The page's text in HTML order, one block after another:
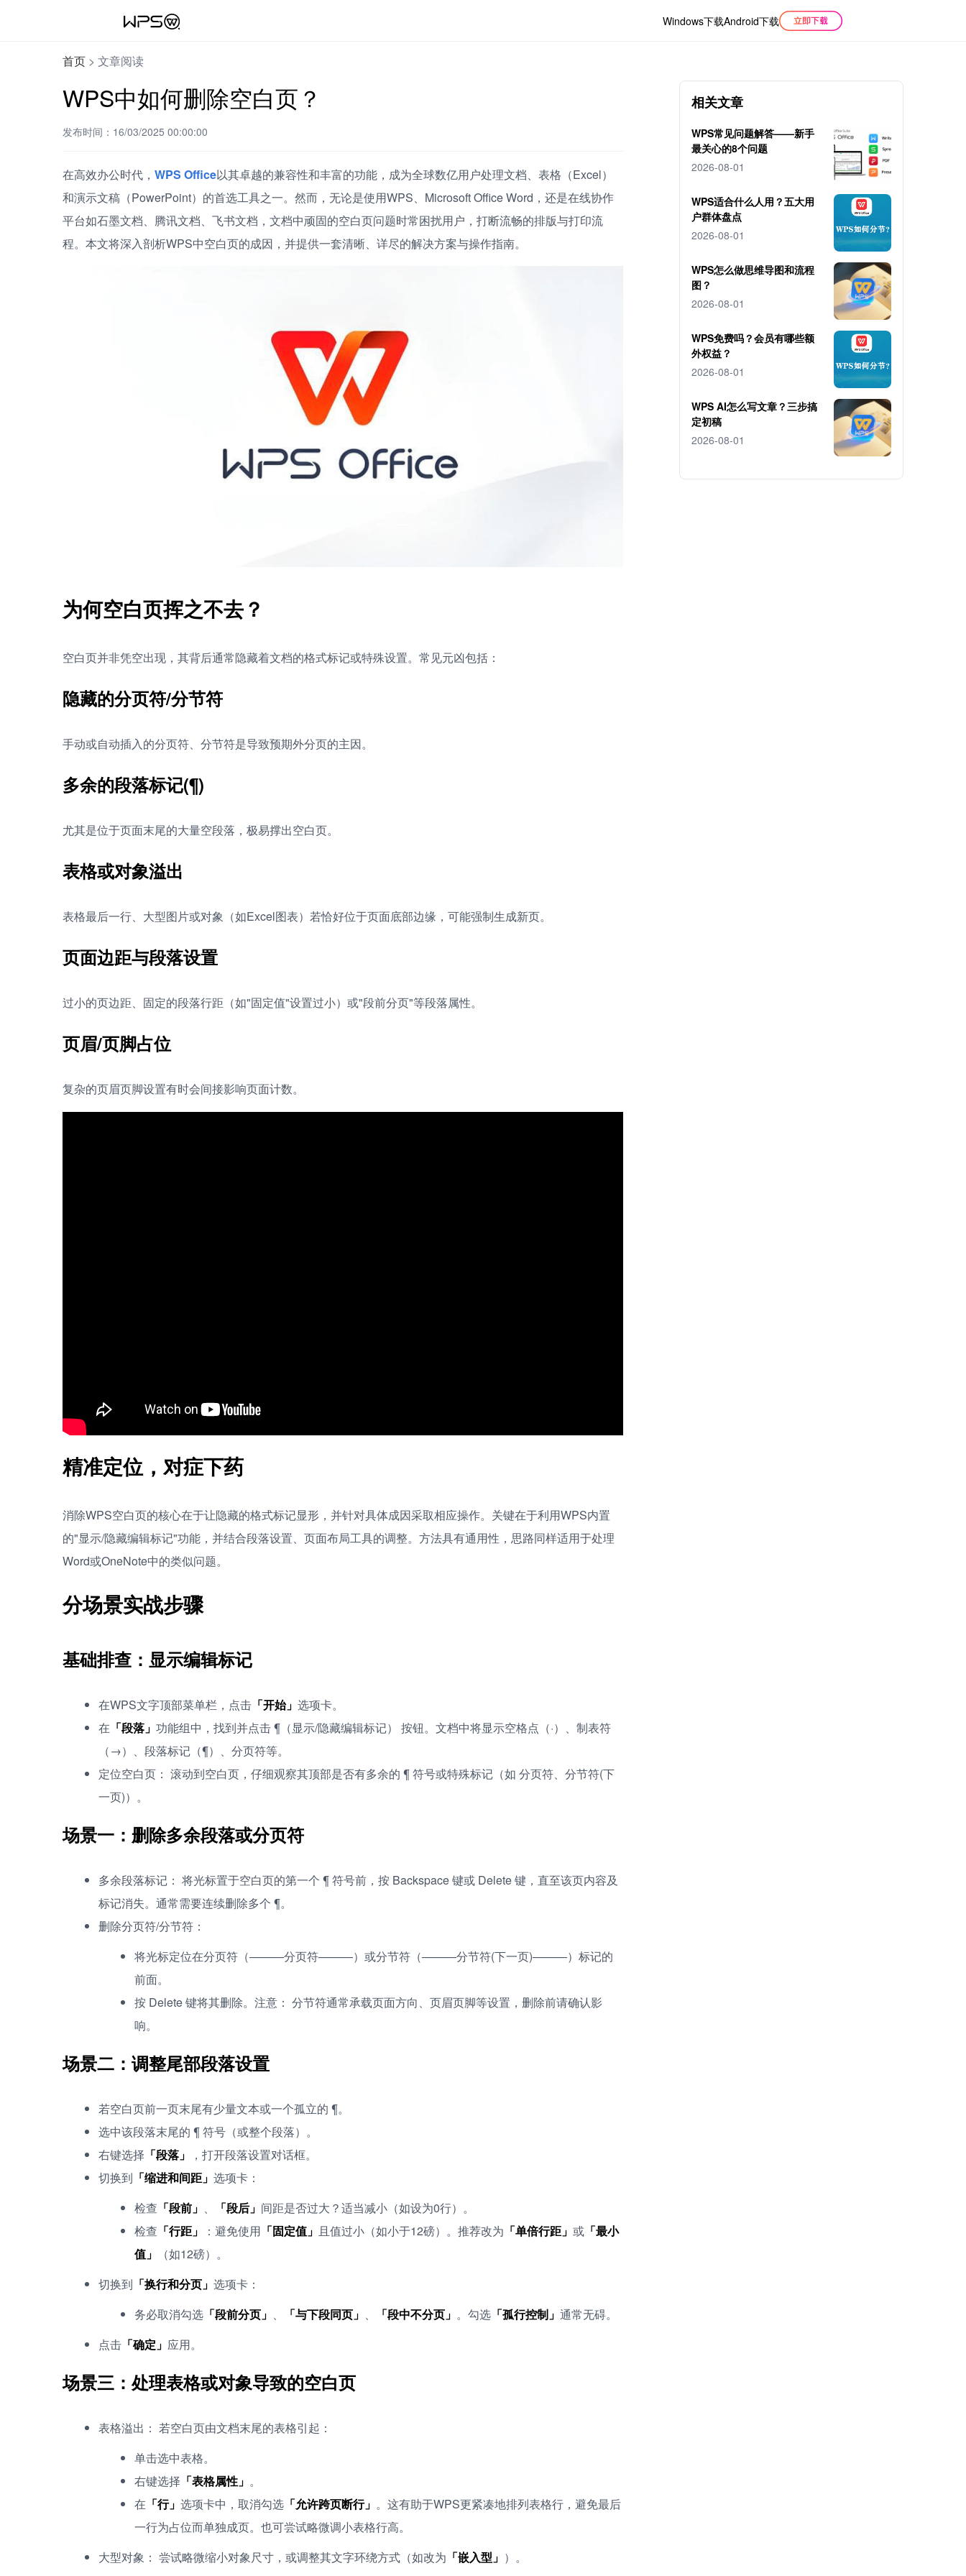
Windows下载Android下载
首页 > 文章阅读
WPS中如何删除空白页？
发布时间：16/03/2025 00:00:00
在高效办公时代， WPS Office以其卓越的兼容性和丰富的功能，成为全球数亿用户处理文档、表格（Excel）
和演示文稿（PowerPoint）的首选工具之一。然而，无论是使用WPS、Microsoft Office Word，还是在线协作
平台如石墨文档、腾讯文档、飞书文档，文档中顽固的空白页问题时常困扰用户，打断流畅的排版与打印流
程。本文将深入剖析WPS中空白页的成因，并提供一套清晰、详尽的解决方案与操作指南。
为何空白页挥之不去？
空白页并非凭空出现，其背后通常隐藏着文档的格式标记或特殊设置。常见元凶包括：
隐藏的分页符/分节符
手动或自动插入的分页符、分节符是导致预期外分页的主因。
多余的段落标记(¶)
尤其是位于页面末尾的大量空段落，极易撑出空白页。
表格或对象溢出
表格最后一行、大型图片或对象（如Excel图表）若恰好位于页面底部边缘，可能强制生成新页。
页面边距与段落设置
过小的页边距、固定的段落行距（如"固定值"设置过小）或"段前分页"等段落属性。
页眉/页脚占位
复杂的页眉页脚设置有时会间接影响页面计数。
精准定位，对症下药
消除WPS空白页的核心在于让隐藏的格式标记显形，并针对具体成因采取相应操作。关键在于利用WPS内置
的"显示/隐藏编辑标记"功能，并结合段落设置、页面布局工具的调整。方法具有通用性，思路同样适用于处理
Word或OneNote中的类似问题。
分场景实战步骤
基础排查：显示编辑标记
在WPS文字顶部菜单栏，点击 「开始」 选项卡。
在 「段落」 功能组中，找到并点击 ¶（显示/隐藏编辑标记） 按钮。文档中将显示空格点（·）、制表符
（→）、段落标记（¶）、分页符等。
定位空白页： 滚动到空白页，仔细观察其顶部是否有多余的 ¶ 符号或特殊标记（如 分页符、分节符(下
一页)）。
场景一：删除多余段落或分页符
多余段落标记： 将光标置于空白页的第一个 ¶ 符号前，按 Backspace 键或 Delete 键，直至该页内容及
标记消失。通常需要连续删除多个 ¶。
删除分页符/分节符：
将光标定位在分页符（———分页符———）或分节符（———分节符(下一页)———）标记的
前面。
按 Delete 键将其删除。注意： 分节符通常承载页面方向、页眉页脚等设置，删除前请确认影
响。
场景二：调整尾部段落设置
若空白页前一页末尾有少量文本或一个孤立的 ¶。
选中该段落末尾的 ¶ 符号（或整个段落）。
右键选择 「段落」
，打开段落设置对话框。
切换到 「缩进和间距」 选项卡：
检查 「段前」 、 「段后」 间距是否过大？适当减小（如设为0行）。
检查 「行距」 ：避免使用 「固定值」 且值过小（如小于12磅）。推荐改为 「单倍行距」 或 「最小
值」
（如12磅）。
切换到 「换行和分页」 选项卡：
务必取消勾选 「段前分页」 、 「与下段同页」 、 「段中不分页」 。勾选 「孤行控制」 通常无碍。
点击 「确定」 应用。
场景三：处理表格或对象导致的空白页
表格溢出： 若空白页由文档末尾的表格引起：
单击选中表格。
右键选择 「表格属性」 。
在 「行」 选项卡中，取消勾选 「允许跨页断行」 。这有助于WPS更紧凑地排列表格行，避免最后
一行为占位而单独成页。也可尝试略微调小表格行高。
大型对象： 尝试略微缩小对象尺寸，或调整其文字环绕方式（如改为 「嵌入型」 ）。
相关文章
WPS常见问题解答——新手
最关心的8个问题
2026-08-01
WPS适合什么人用？五大用
户群体盘点
2026-08-01
WPS怎么做思维导图和流程
图？
2026-08-01
WPS免费吗？会员有哪些额
外权益？
2026-08-01
WPS AI怎么写文章？三步搞
定初稿
2026-08-01